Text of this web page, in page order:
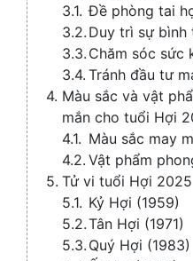
Đề phòng tai
Duy trì sự bình
Chăm sóc sức
Tránh đầu tư
Màu sắc và vật
mắn cho tuổi Hợi
Màu sắc may
Vật phẩm
Tử vi tuổi Hợi
Kỷ Hợi (1959)
Tân Hợi (1971)
Quý Hợi (1983)